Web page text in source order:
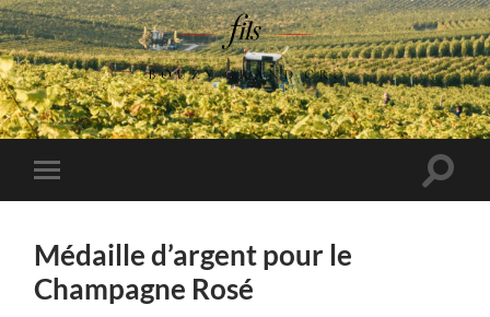
Champagne
Jean
Toggle
mobile
Toggle
Médaille d’argent pour le
Champagne Rosé